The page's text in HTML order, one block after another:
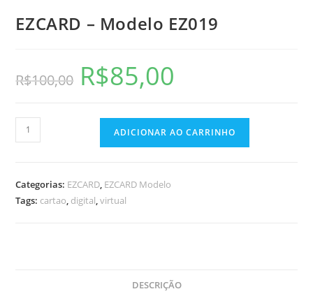
EZCARD – Modelo EZ019
R$100,00 R$85,00
ADICIONAR AO CARRINHO
Categorias: EZCARD, EZCARD Modelo
Tags: cartao, digital,virtual
DESCRIÇÃO